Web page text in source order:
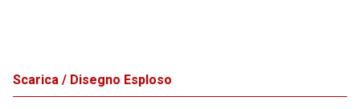
Scarica / Disegno Esploso